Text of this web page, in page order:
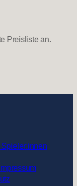
Preisliste an.